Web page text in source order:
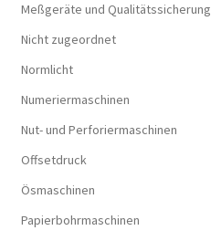
Meßgeräte und Qualitätssicherung
Nicht zugeordnet
Normlicht
Numeriermaschinen
Nut- und Perforiermaschinen
Offsetdruck
Ösmaschinen
Papierbohrmaschinen